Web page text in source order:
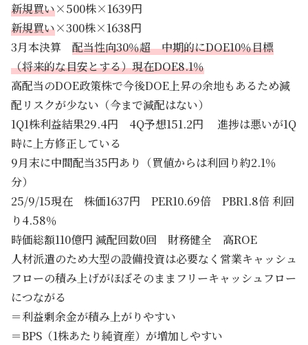
新規買い×500株×1639円
新規買い×300株×1638円
3月本決算 配当性向30％超 中期的にDOE10％目標
（将来的な目安とする）現在DOE8.1％
高配当のDOE政策株で今後DOE上昇の余地もあるため減
配リスクが少ない（今まで減配はない）
1Q1株利益結果29.4円 4Q予想151.2円 進捗は悪いが1Q
時に上方修正している
9月末に中間配当35円あり（買値からは利回り約2.1％
分）
25/9/15現在 株価1637円 PER10.69倍 PBR1.8倍 利回
り4.58％
時価総額110億円 減配回数0回 財務健全 高ROE
人材派遣のため大型の設備投資は必要なく営業キャッシュ
フローの積み上げがほぼそのままフリーキャッシュフロー
につながる
＝利益剰余金が積み上がりやすい
＝BPS（1株あたり純資産）が増加しやすい